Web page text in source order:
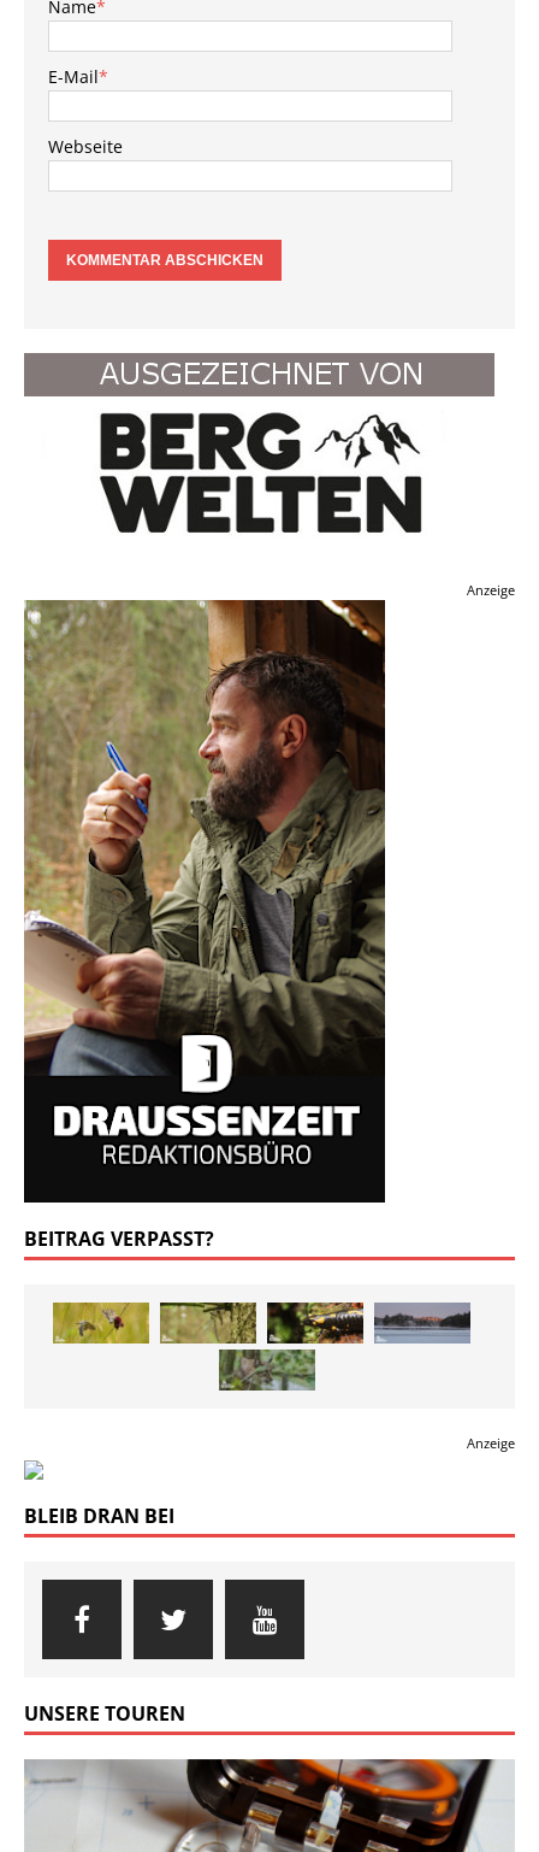
Name*
E-Mail*
Webseite
Anzeige
BEITRAG VERPASST?
Anzeige
BLEIB DRAN BEI
UNSERE TOUREN